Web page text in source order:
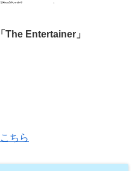
「The Entertainer」
こちら